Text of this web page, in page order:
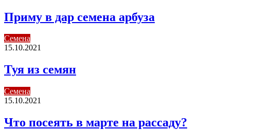
Приму в дар семена арбуза
Семена
15.10.2021
Туя из семян
Семена
15.10.2021
Что посеять в марте на рассаду?